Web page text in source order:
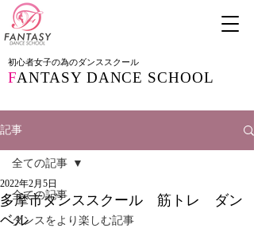
初心者女子の為のダンススクール
FANTASY DANCE SCHOOL
記事
全ての記事
ダンスをより楽しむ記事
全ての記事
多摩市ダンススクール 筋トレ ダン
ベル
2022年2月5日